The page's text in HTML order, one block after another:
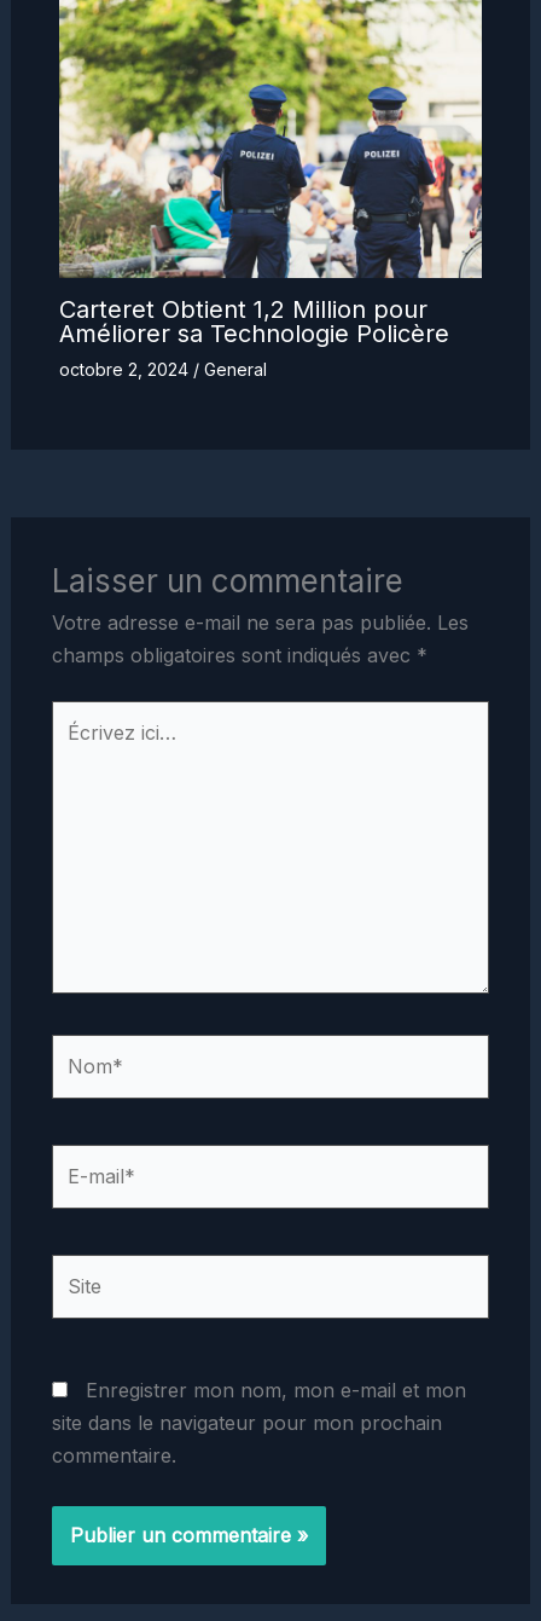
Carteret Obtient 1,2 Million pour
Améliorer sa Technologie Policère
octobre 2, 2024 / General
Laisser un commentaire
Votre adresse e-mail ne sera pas publiée. Les
champs obligatoires sont indiqués avec *
Écrivez
Enregistrer mon nom, mon e-mail et mon
site dans le navigateur pour mon prochain
commentaire.